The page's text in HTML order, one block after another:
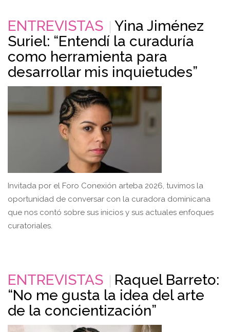
ENTREVISTAS
Yina Jiménez
Suriel: “Entendí la curaduría
como herramienta para
desarrollar mis inquietudes”
Invitada por el Foro Conexión arteba 2026, tuvimos la
oportunidad de conversar con la curadora dominicana
que nos contó sobre sus inicios y sus actuales enfoques
curatoriales.
ENTREVISTAS
Raquel Barreto:
“No me gusta la idea del arte
de la concientización”